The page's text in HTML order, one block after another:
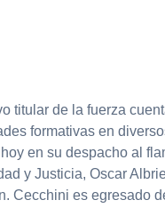
titular de la fuerza
formativas en
en su despacho al
y Justicia, Oscar
Cecchini es egresado